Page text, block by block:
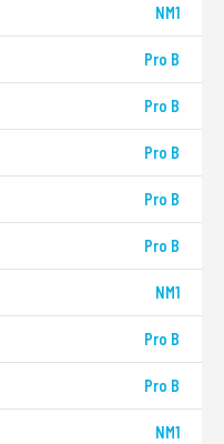
NM1
Pro B
Pro B
Pro B
Pro B
Pro B
NM1
Pro B
Pro B
NM1